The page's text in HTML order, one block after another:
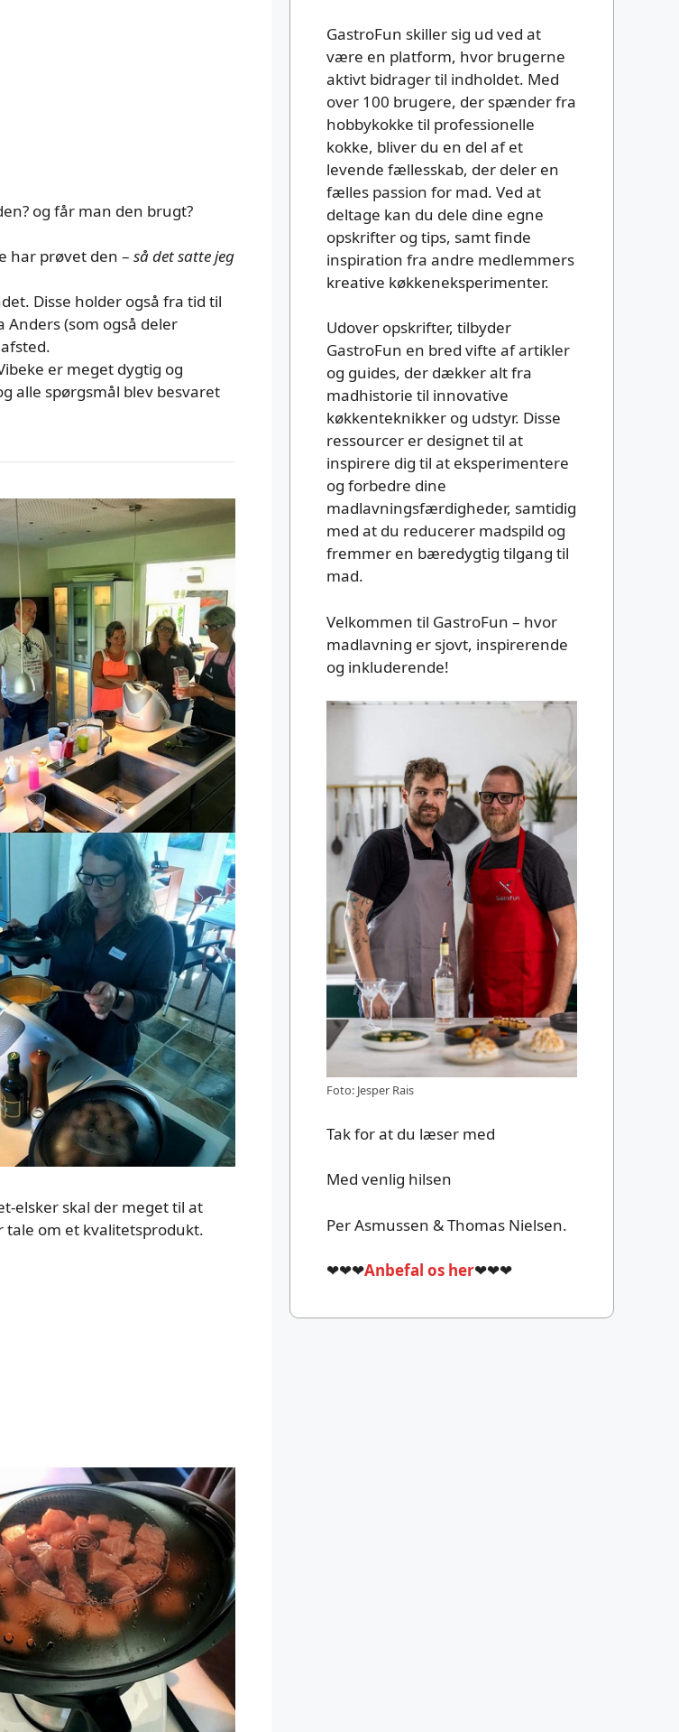
og får man den brugt?
har prøvet den – så det satte jeg
Disse holder også fra tid til
(som også deler
er meget dygtig og
alle spørgsmål blev besvaret
elsker skal der meget til at
om et kvalitetsprodukt.
GastroFun skiller sig ud ved at
være en platform, hvor brugerne
aktivt bidrager til indholdet. Med
over 100 brugere, der spænder fra
hobbykokke til professionelle
kokke, bliver du en del af et
levende fællesskab, der deler en
fælles passion for mad. Ved at
deltage kan du dele dine egne
opskrifter og tips, samt finde
inspiration fra andre medlemmers
kreative køkkeneksperimenter.
Udover opskrifter, tilbyder
GastroFun en bred vifte af artikler
og guides, der dækker alt fra
madhistorie til innovative
køkkenteknikker og udstyr. Disse
ressourcer er designet til at
inspirere dig til at eksperimentere
og forbedre dine
madlavningsfærdigheder, samtidig
med at du reducerer madspild og
fremmer en bæredygtig tilgang til
mad.
Velkommen til GastroFun – hvor
madlavning er sjovt, inspirerende
og inkluderende!
Foto: Jesper Rais
Tak for at du læser med
Med venlig hilsen
Per Asmussen & Thomas Nielsen.
❤❤❤Anbefal os her❤❤❤